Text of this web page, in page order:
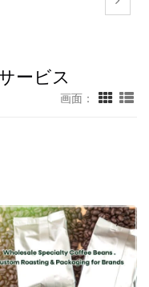
ービス
画面：